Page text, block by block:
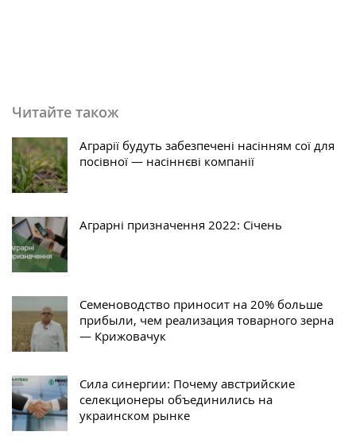
Читайте також
Аграрії будуть забезпечені насінням сої для
посівної — насіннєві компанії
Аграрні призначення 2022: Січень
Семеноводство приносит на 20% больше
прибыли, чем реализация товарного зерна
— Крижовачук
Сила синергии: Почему австрийские
селекционеры объединились на
украинском рынке